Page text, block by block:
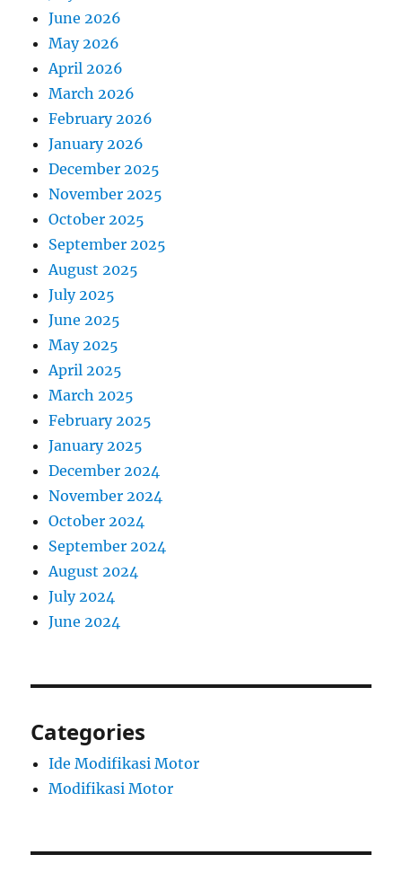
June 2026
May 2026
April 2026
March 2026
February 2026
January 2026
December 2025
November 2025
October 2025
September 2025
August 2025
July 2025
June 2025
May 2025
April 2025
March 2025
February 2025
January 2025
December 2024
November 2024
October 2024
September 2024
August 2024
July 2024
June 2024
Categories
Ide Modifikasi Motor
Modifikasi Motor